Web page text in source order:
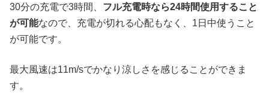
30分の充電で3時間、 フル充電時なら24時間使用すること
が可能なので、充電が切れる心配もなく、1日中使うこと
が可能です。
最大風速は11m/sでかなり涼しさを感じることができま
す。